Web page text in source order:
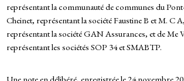
représentant la communauté de communes du
Cheinet, représentant la société Faustine B et M. C
représentant la société GAN Assurances, et de Me
représentant les sociétés SOP 34 et SMABTP.